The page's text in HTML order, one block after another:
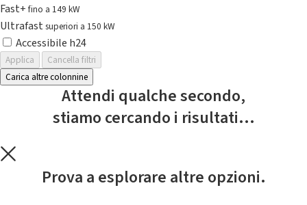
Fast+fino a 149 kW
Ultrafast superiori a 150 kW
Accessibile h24
Applica
Cancella filtri
Carica altre colonnine
Attendi qualche secondo,
stiamo cercando i risultati...
Prova a esplorare altre opzioni.